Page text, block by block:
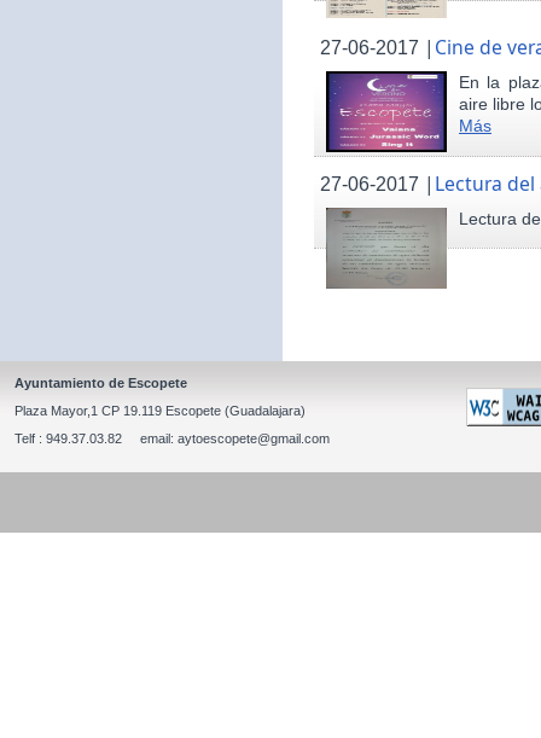
27-06-2017 | Cine de
En la
aire libre
Más
27-06-2017 | Lectura del
Lectura
Ayuntamiento de Escopete
Plaza Mayor,1 CP 19.119 Escopete (Guadalajara)
Telf : 949.37.03.82 email: aytoescopete@gmail.com